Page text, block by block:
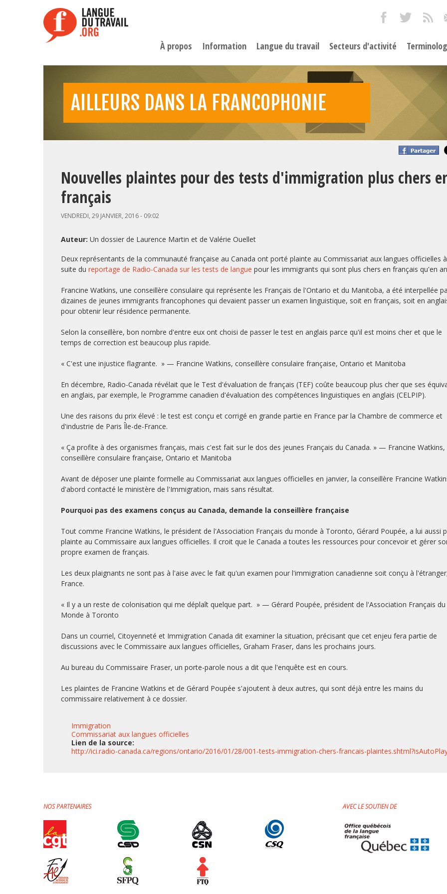
À propos Information Langue du travail Secteurs d'activité
AILLEURS DANS LA FRANCOPHONIE
Nouvelles plaintes pour des tests d'immigration plus chers
français
VENDREDI, 29 JANVIER, 2016 - 09:02
Auteur: Un dossier de Laurence Martin et de Valérie Ouellet
Deux représentants de la communauté française au Canada ont porté plainte au Commissariat aux langues officielles
suite du reportage de Radio-Canada sur les tests de langue pour les immigrants qui sont plus chers en français qu'en
Francine Watkins, une conseillère consulaire qui représente les Français de l'Ontario et du Manitoba, a été interpellée
dizaines de jeunes immigrants francophones qui devaient passer un examen linguistique, soit en français, soit en
pour obtenir leur résidence permanente.
Selon la conseillère, bon nombre d'entre eux ont choisi de passer le test en anglais parce qu'il est moins cher et que le
temps de correction est beaucoup plus rapide.
« C'est une injustice flagrante. » — Francine Watkins, conseillère consulaire française, Ontario et Manitoba
En décembre, Radio-Canada révélait que le Test d'évaluation de français (TEF) coûte beaucoup plus cher que ses
en anglais, par exemple, le Programme canadien d'évaluation des compétences linguistiques en anglais (CELPIP).
Une des raisons du prix élevé : le test est conçu et corrigé en grande partie en France par la Chambre de commerce et
d'industrie de Paris Île-de-France.
« Ça profite à des organismes français, mais c'est fait sur le dos des jeunes Français du Canada. » — Francine Watkins,
conseillère consulaire française, Ontario et Manitoba
Avant de déposer une plainte formelle au Commissariat aux langues officielles en janvier, la conseillère Francine
d'abord contacté le ministère de l'Immigration, mais sans résultat.
Pourquoi pas des examens conçus au Canada, demande la conseillère française
Tout comme Francine Watkins, le président de l'Association Français du monde à Toronto, Gérard Poupée, a lui aussi
plainte au Commissaire aux langues officielles. Il croit que le Canada a toutes les ressources pour concevoir et gérer
propre examen de français.
Les deux plaignants ne sont pas à l'aise avec le fait qu'un examen pour l'immigration canadienne soit conçu à
France.
« Il y a un reste de colonisation qui me déplaît quelque part. » — Gérard Poupée, président de l'Association Français du
Monde à Toronto
Dans un courriel, Citoyenneté et Immigration Canada dit examiner la situation, précisant que cet enjeu fera partie de
discussions avec le Commissaire aux langues officielles, Graham Fraser, dans les prochains jours.
Au bureau du Commissaire Fraser, un porte-parole nous a dit que l'enquête est en cours.
Les plaintes de Francine Watkins et de Gérard Poupée s'ajoutent à deux autres, qui sont déjà entre les mains du
commissaire relativement à ce dossier.
Immigration
Commissariat aux langues officielles
Lien de la source:
http://ici.radio-canada.ca/regions/ontario/2016/01/28/001-tests-immigration-chers-francais-
NOS PARTENAIRES AVEC LE SOUTIEN DE